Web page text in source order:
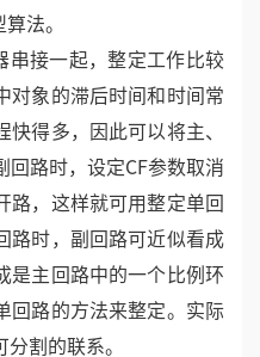
法。
接一起，整定工作比较
对象的滞后时间和时间常
得多，因此可以将主、
回路时，设定CF参数取消
路，这样就可用整定单回
路时，副回路可近似看成
是主回路中的一个比例环
回路的方法来整定。实际
分割的联系。